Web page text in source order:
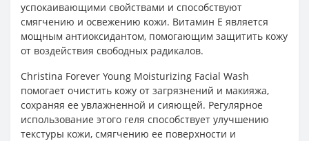
успокаивающими свойствами и способствуют
смягчению и освежению кожи. Витамин Е является
мощным антиоксидантом, помогающим защитить кожу
от воздействия свободных радикалов.
Christina Forever Young Moisturizing Facial Wash
помогает очистить кожу от загрязнений и макияжа,
сохраняя ее увлажненной и сияющей. Регулярное
использование этого геля способствует улучшению
текстуры кожи, смягчению ее поверхности и